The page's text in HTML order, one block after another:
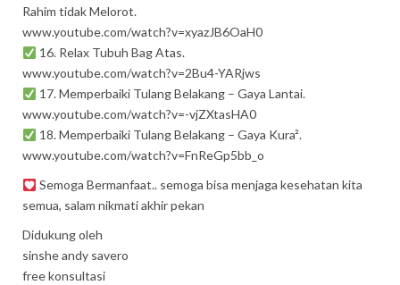
Rahim tidak Melorot.
www.youtube.com/watch?v=xyazJB6OaH0
16. Relax Tubuh Bag Atas.
www.youtube.com/watch?v=2Bu4-YARjws
17. Memperbaiki Tulang Belakang – Gaya Lantai.
www.youtube.com/watch?v=-vjZXtasHA0
18. Memperbaiki Tulang Belakang – Gaya Kura².
www.youtube.com/watch?v=FnReGp5bb_o
Semoga Bermanfaat.. semoga bisa menjaga kesehatan kita
semua, salam nikmati akhir pekan
Didukung oleh
sinshe andy savero
free konsultasi